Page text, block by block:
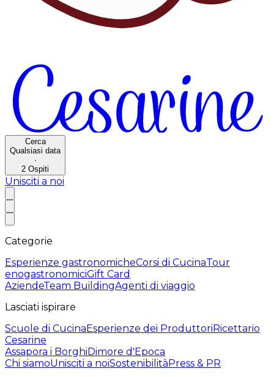
Cerca
Qualsiasi data
·
2 Ospiti
Unisciti a noi
Categorie
Esperienze gastronomicheCorsi di CucinaTour
enogastronomiciGift Card
AziendeTeam BuildingAgenti di viaggio
Lasciati ispirare
Scuole di CucinaEsperienze dei ProduttoriRicettario
Cesarine
Assapora i BorghiDimore d'Epoca
Chi siamoUnisciti a noiSostenibilitàPress & PR